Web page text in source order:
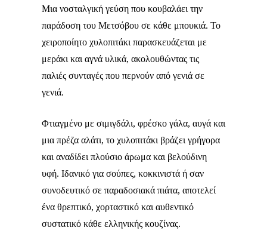
Μια νοσταλγική γεύση που κουβαλάει την
παράδοση του Μετσόβου σε κάθε μπουκιά. Το
χειροποίητο χυλοπιτάκι παρασκευάζεται με
μεράκι και αγνά υλικά, ακολουθώντας τις
παλιές συνταγές που περνούν από γενιά σε
γενιά.
Φτιαγμένο με σιμιγδάλι, φρέσκο γάλα, αυγά και
μια πρέζα αλάτι, το χυλοπιτάκι βράζει γρήγορα
και αναδίδει πλούσιο άρωμα και βελούδινη
υφή. Ιδανικό για σούπες, κοκκινιστά ή σαν
συνοδευτικό σε παραδοσιακά πιάτα, αποτελεί
ένα θρεπτικό, χορταστικό και αυθεντικό
συστατικό κάθε ελληνικής κουζίνας.